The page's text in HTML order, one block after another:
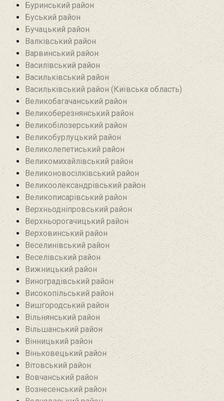
Буринський район
Буський район‎
Бучацький район
Валківський район
Варвинський район
Василівський район
Васильківський район
Васильківський район (Київська область)
Великобагачанський район
Великоберезнянський район
Великобілозерський район‎
Великобурлуцький район
Великолепетиський район
Великомихайлівський район‎
Великоновосілківський район‎
Великоолександрівський район
Великописарівський район
Верхньодніпровський район
Верхньорогачицький район
Верховинський район
Веселинівський район‎
Веселівський район‎
Вижницький район
Виноградівський район
Високопільський район
Вишгородський район
Вільнянський район‎
Вільшанський район
Вінницький район
Віньковецький район
Вітовський район
Вовчанський район
Вознесенський район